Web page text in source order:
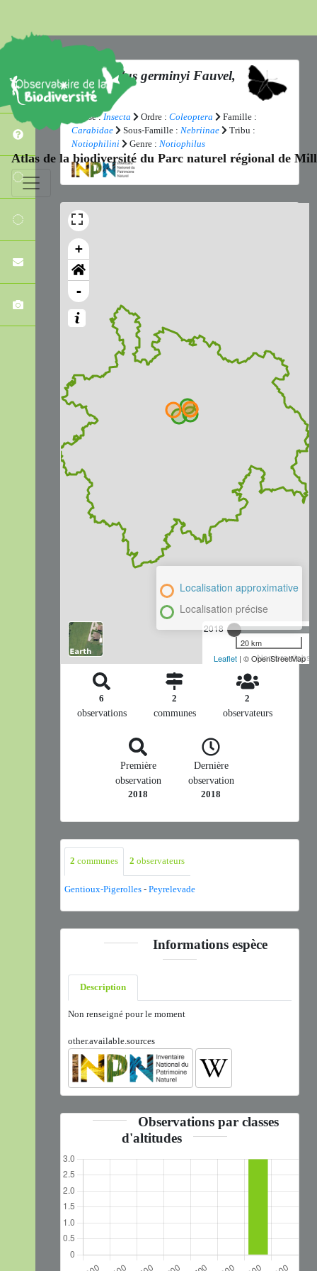
Atlas de la biodiversité du Parc naturel régional de
Notiophilus germinyiFauvel,
1863
Classe :Insecta Ordre : Coleoptera
Famille :
Carabidae
Sous-Famille : Nebriinae
Tribu :
Notiophilini
Genre : Notiophilus
+
-
2018
Nombre
Localisation approximative
Localisation précise
20 km
Leaflet | © OpenStreetMap
6
observations
2
communes
2
observateurs
Première
observation
2018
Dernière
observation
2018
2 communes 2 observateurs
Gentioux-Pigerolles - Peyrelevade
Informations espèce
Description
Non renseigné pour le moment
other.available.sources
Observations par classes
d'altitudes